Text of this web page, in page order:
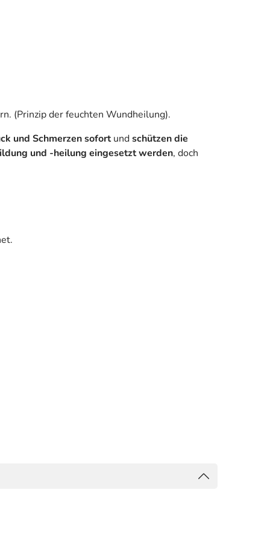
(Prinzip der feuchten Wundheilung).
und Schmerzen sofortundschützen die
und -heilung eingesetzt werden, doch